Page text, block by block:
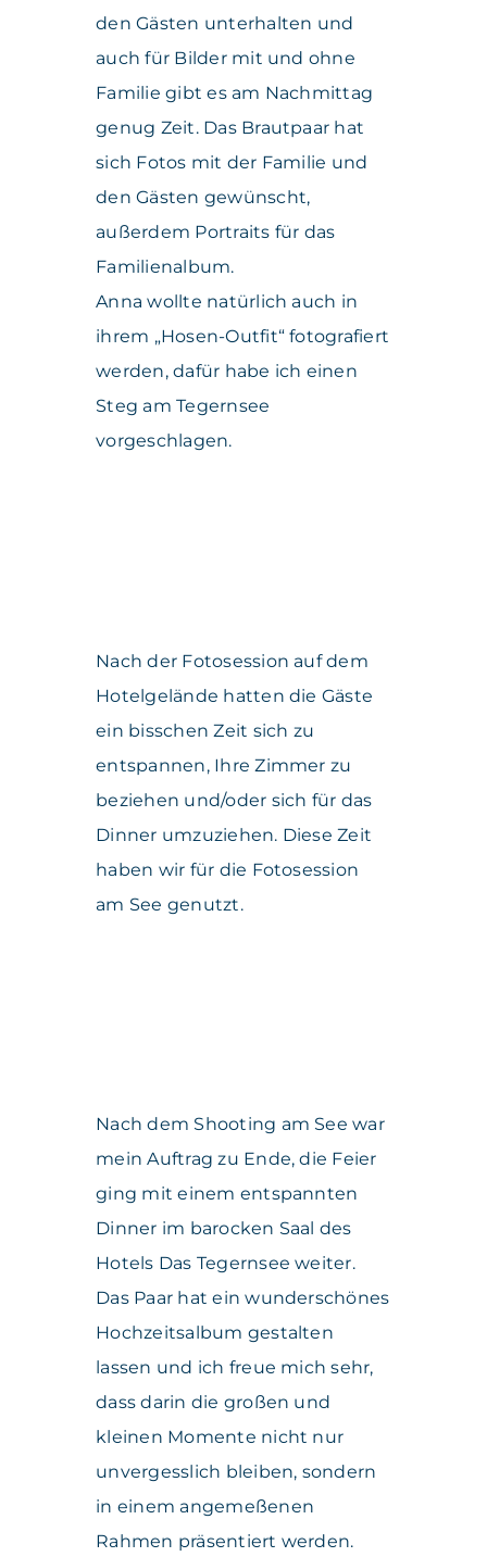
den Gästen unterhalten und
auch für Bilder mit und ohne
Familie gibt es am Nachmittag
genug Zeit. Das Brautpaar hat
sich Fotos mit der Familie und
den Gästen gewünscht,
außerdem Portraits für das
Familienalbum.
Anna wollte natürlich auch in
ihrem „Hosen-Outfit“ fotografiert
werden, dafür habe ich einen
Steg am Tegernsee
vorgeschlagen.
Nach der Fotosession auf dem
Hotelgelände hatten die Gäste
ein bisschen Zeit sich zu
entspannen, Ihre Zimmer zu
beziehen und/oder sich für das
Dinner umzuziehen. Diese Zeit
haben wir für die Fotosession
am See genutzt.
Nach dem Shooting am See war
mein Auftrag zu Ende, die Feier
ging mit einem entspannten
Dinner im barocken Saal des
Hotels Das Tegernsee weiter.
Das Paar hat ein wunderschönes
Hochzeitsalbum gestalten
lassen und ich freue mich sehr,
dass darin die großen und
kleinen Momente nicht nur
unvergesslich bleiben, sondern
in einem angemeßenen
Rahmen präsentiert werden.